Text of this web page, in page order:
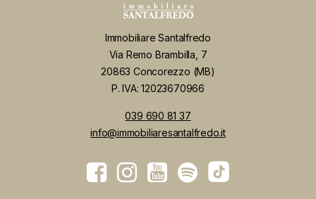
Immobiliare Santalfredo
Via Remo Brambilla, 7
20863 Concorezzo (MB)
P. IVA: 12023670966
039 690 81 37
info@immobiliaresantalfredo.it